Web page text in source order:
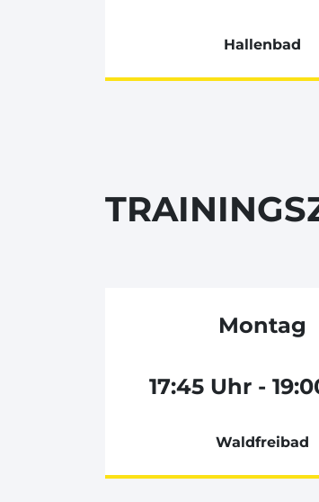
Hallenbad
Waldfreibad